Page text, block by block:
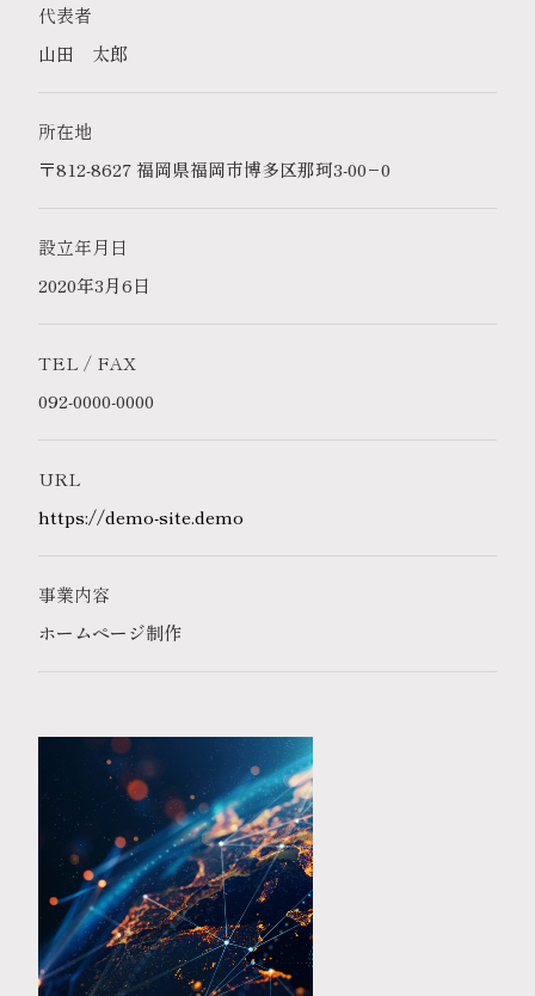
代表者
山田 太郎
所在地
〒812-8627 福岡県福岡市博多区那珂3-00−0
設立年月日
2020年3月6日
TEL / FAX
092-0000-0000
URL
https://demo-site.demo
事業内容
ホームページ制作